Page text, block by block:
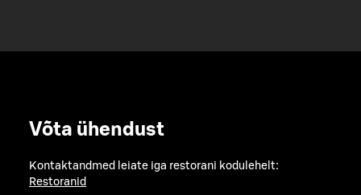
Võta ühendust
Kontaktandmed leiate iga restorani kodulehelt:
Restoranid